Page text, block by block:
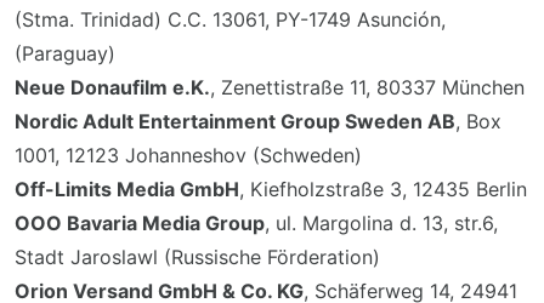
(Stma. Trinidad) C.C. 13061, PY-1749 Asunción,
(Paraguay)
Neue Donaufilm e.K., Zenettistraße 11, 80337 München
Nordic Adult Entertainment Group Sweden AB, Box
1001, 12123 Johanneshov (Schweden)
Off-Limits Media GmbH, Kiefholzstraße 3, 12435 Berlin
OOO Bavaria Media Group, ul. Margolina d. 13, str.6,
Stadt Jaroslawl (Russische Förderation)
Orion Versand GmbH & Co. KG, Schäferweg 14, 24941